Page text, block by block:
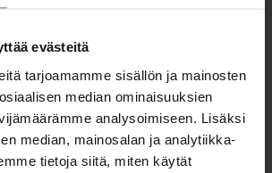
evästeitä
tarjoamamme sisällön ja mainosten
median ominaisuuksien
analysoimiseen. Lisäksi
median, mainosalan ja analytiikka-
tietoja siitä, miten käytät
Kuva: Petri Mulari